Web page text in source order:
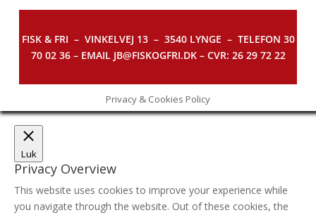
FISK & FRI – VINKELVEJ 13 – 3540 LYNGE – TELEFON 30
70 02 36 – EMAIL JB@FISKOGFRI.DK – CVR: 26 29 72 22
Privacy & Cookies Policy
Luk
Privacy Overview
This website uses cookies to improve your experience while
you navigate through the website. Out of these cookies, the